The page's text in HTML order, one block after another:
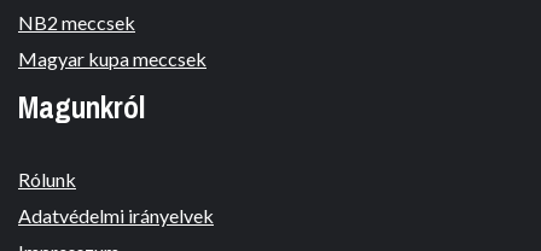
NB2 meccsek
Magyar kupa meccsek
Magunkról
Rólunk
Adatvédelmi irányelvek